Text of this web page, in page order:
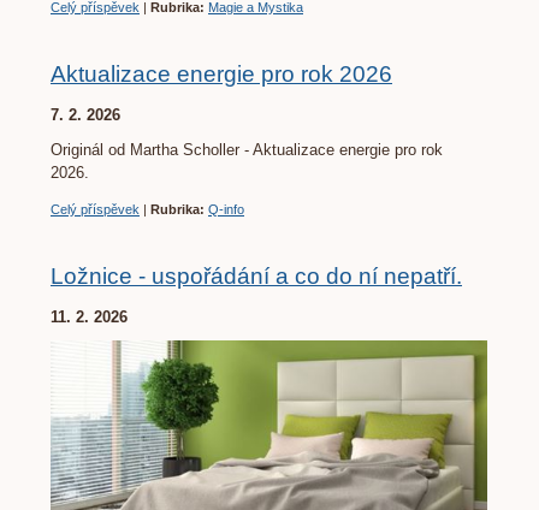
Celý příspěvek | Rubrika: Magie a Mystika
Aktualizace energie pro rok 2026
7. 2. 2026
Originál od Martha Scholler - Aktualizace energie pro rok
2026.
Celý příspěvek | Rubrika: Q-info
Ložnice - uspořádání a co do ní nepatří.
11. 2. 2026